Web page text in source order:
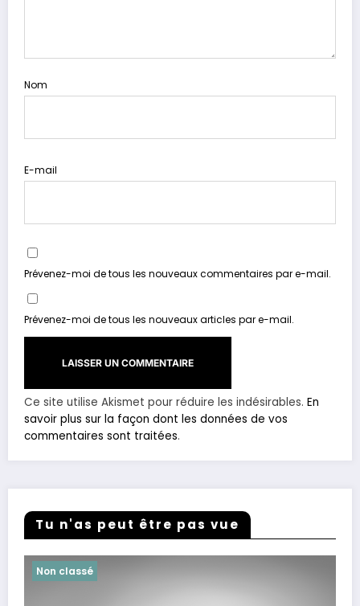
Nom
E-mail
Prévenez-moi de tous les nouveaux commentaires par e-mail.
Prévenez-moi de tous les nouveaux articles par e-mail.
Ce site utilise Akismet pour réduire les indésirables. En
savoir plus sur la façon dont les données de vos
commentaires sont traitées.
Tu n'as peut être pas vue
Non classé